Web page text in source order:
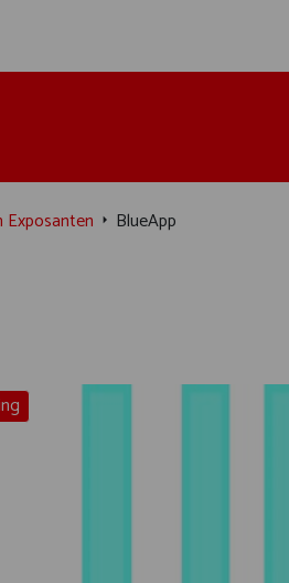
BlueApp